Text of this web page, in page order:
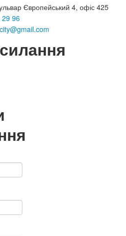
Європейський 4, офіс 425
29 96